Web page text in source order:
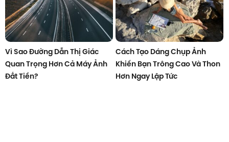
Vì Sao Đường Dẫn Thị Giác
Quan Trọng Hơn Cả Máy Ảnh
Đắt Tiền?
Cách Tạo Dáng Chụp Ảnh
Khiến Bạn Trông Cao Và Thon
Hơn Ngay Lập Tức